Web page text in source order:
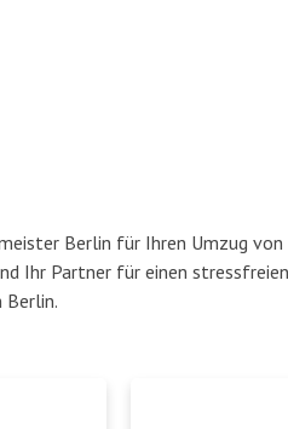
Berlin für Ihren Umzug von
Ihr Partner für einen
Berlin.